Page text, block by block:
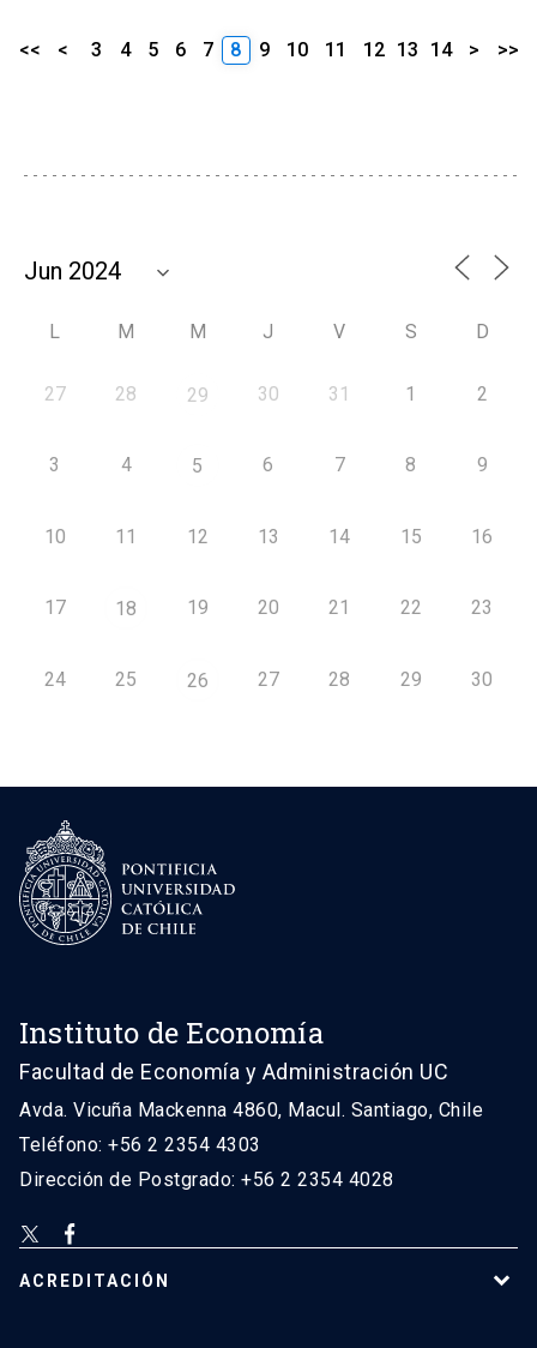
<< < 3 4 5 6 7 8 9 10 11 12 13 14 > >>
L M M J V S D
27 28 29 30 31 1 2
3 4 5 6 7 8 9
10 11 12 13 14 15 16
17 18 19 20 21 22 23
24 25 26 27 28 29 30
Instituto de Economía
Facultad de Economía y Administración UC
Avda. Vicuña Mackenna 4860, Macul. Santiago, Chile
Teléfono: +56 2 2354 4303
Dirección de Postgrado: +56 2 2354 4028
ACREDITACIÓN